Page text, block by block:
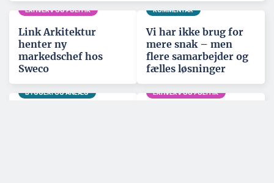
ERHVERV OG POLITIK
Link Arkitektur
henter ny
markedschef hos
Sweco
KOMMENTAR
Vi har ikke brug for
mere snak – men
flere samarbejder og
fælles løsninger
BYGGERI OG ANLÆG ERHVERV OG POLITIK